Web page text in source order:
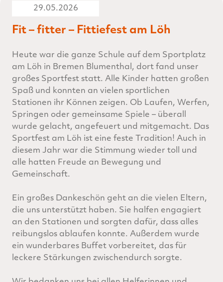
29.05.2026
Fit – fitter – Fittiefest am Löh
Heute war die ganze Schule auf dem Sportplatz
am Löh in Bremen Blumenthal, dort fand unser
großes Sportfest statt. Alle Kinder hatten großen
Spaß und konnten an vielen sportlichen
Stationen ihr Können zeigen. Ob Laufen, Werfen,
Springen oder gemeinsame Spiele – überall
wurde gelacht, angefeuert und mitgemacht. Das
Sportfest am Löh ist eine feste Tradition! Auch in
diesem Jahr war die Stimmung wieder toll und
alle hatten Freude an Bewegung und
Gemeinschaft.
Ein großes Dankeschön geht an die vielen Eltern,
die uns unterstützt haben. Sie halfen engagiert
an den Stationen und sorgten dafür, dass alles
reibungslos ablaufen konnte. Außerdem wurde
ein wunderbares Buffet vorbereitet, das für
leckere Stärkungen zwischendurch sorgte.